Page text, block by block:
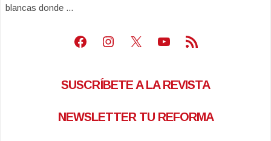
blancas donde ...
Facebook
Instagram
X Youtube
Feed RSS
SUSCRÍBETE A LA REVISTA
NEWSLETTER TU REFORMA